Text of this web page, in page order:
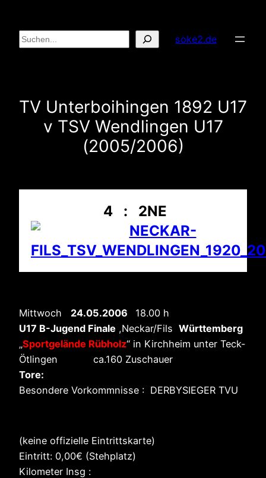
Inhalt
springen
Suchen soke2.de
TV Unterboihingen 1892 U17
v TSV Wendlingen U17
(2005/2006)
4 : 2NE
Mittwoch 24.05.2006
18.00 h
U17 B-Jugend Finale ,Neckar/Fils Württemberg
„Sportgelände Rübholz“ in Kirchheim unter Teck-
Ötlingen ca.160 Zuschauer
Tore:
Besondere Vorkommnisse : DERBYSIEGER TVU
(keine offizielle Eintrittskarte)
Eintritt: 0,00€ (Stehplatz)
Kilometer Insg :